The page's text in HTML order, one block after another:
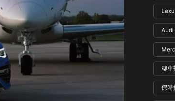
Audi
聊車
保時